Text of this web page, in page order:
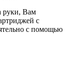
руки, Вам
с
с помощью